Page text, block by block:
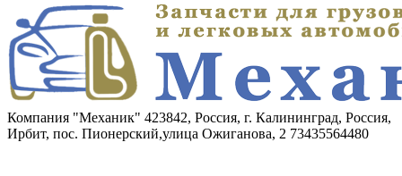
Компания "Механик" 423842, Россия, г. Калининград, Россия,
Ирбит, пос. Пионерский,улица Ожиганова, 2 73435564480